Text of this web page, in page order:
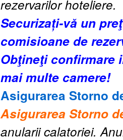
rezervarilor hoteliere.
Securizați-vă un
comisioane de
Obţineţi confirmare
mai multe camere!
Asigurarea Storno
Asigurarea Storno
anularii calatoriei.